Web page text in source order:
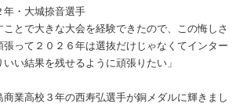
・大城捺音選手
ことで大きな大会を経験できたので、この悔しさ
って２０２６年は選抜だけじゃなくてインター
い結果を残せるように頑張りたい」
業高校３年の西寿弘選手が銅メダルに輝きまし